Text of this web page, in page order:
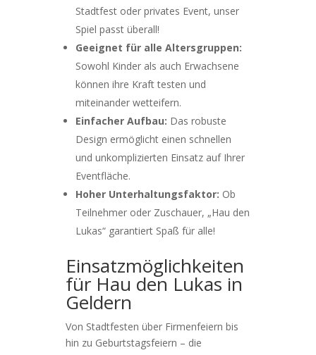
Stadtfest oder privates Event, unser
Spiel passt überall!
Geeignet für alle Altersgruppen:
Sowohl Kinder als auch Erwachsene
können ihre Kraft testen und
miteinander wetteifern.
Einfacher Aufbau: Das robuste
Design ermöglicht einen schnellen
und unkomplizierten Einsatz auf Ihrer
Eventfläche.
Hoher Unterhaltungsfaktor: Ob
Teilnehmer oder Zuschauer, „Hau den
Lukas“ garantiert Spaß für alle!
Einsatzmöglichkeiten
für Hau den Lukas in
Geldern
Von Stadtfesten über Firmenfeiern bis
hin zu Geburtstagsfeiern – die